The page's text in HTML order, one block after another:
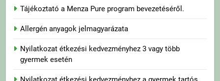
Tájékoztató a Menza Pure program bevezetéséről.
Allergén anyagok jelmagyarázata
Nyilatkozat étkezési kedvezményhez 3 vagy több
gyermek esetén